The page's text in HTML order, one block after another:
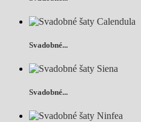
Svadobné...
Svadobné...